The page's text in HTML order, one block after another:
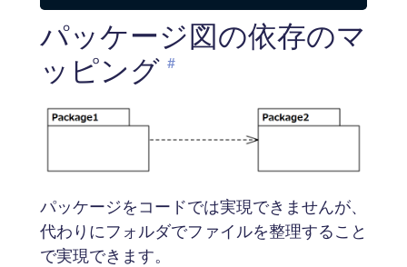
パッケージ図の依存のマ
ッピング #
パッケージをコードでは実現できませんが、
代わりにフォルダでファイルを整理すること
で実現できます。